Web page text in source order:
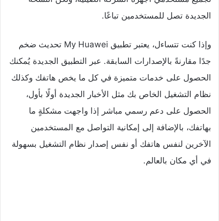
الجديدة تصل للمستخدمين تباعًا.
وإذا كنت تتساءل، يعتبر تطبيق My Huawei تحديث ضخم
جدًا مقارنةً بالإصدارات السابقة. عبر التطبيق الجديدة يُمكنك
الحصول على خدمات متميزة في كل ما يخص هاتفك وكذلك
نظام التشغيل الخاص بك مثل الأخبار الجديدة أولًا بأول،
الحصول على دعم رسمي مباشر إذا واجهت مشكلةٍ ما
بهاتفك، بالإضافة إلى إمكانية التواصل مع المستخدمين
الآخرين لنفس هاتفك أو نفس إصدار نظام التشغيل بسهولة
في أي مكان بالعالم.